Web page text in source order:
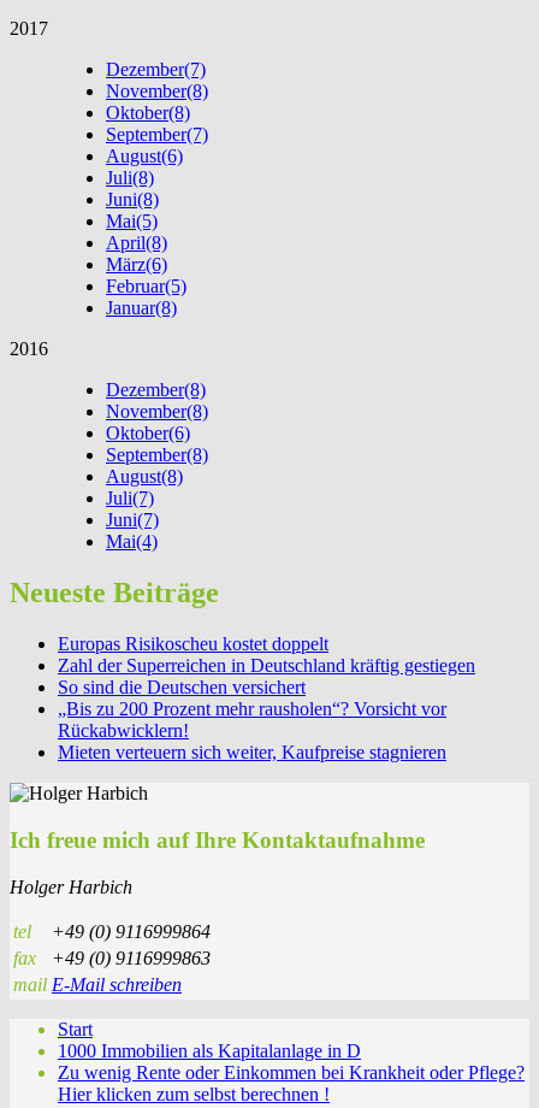
2017
Dezember(7)
November(8)
Oktober(8)
September(7)
August(6)
Juli(8)
Juni(8)
Mai(5)
April(8)
März(6)
Februar(5)
Januar(8)
2016
Dezember(8)
November(8)
Oktober(6)
September(8)
August(8)
Juli(7)
Juni(7)
Mai(4)
Neueste Beiträge
Europas Risikoscheu kostet doppelt
Zahl der Superreichen in Deutschland kräftig gestiegen
So sind die Deutschen versichert
„Bis zu 200 Prozent mehr rausholen“? Vorsicht vor
Rückabwicklern!
Mieten verteuern sich weiter, Kaufpreise stagnieren
Ich freue mich auf Ihre Kontaktaufnahme
Holger Harbich
tel
+49 (0) 9116999864
fax
+49 (0) 9116999863
mail E-Mail schreiben
Start
1000 Immobilien als Kapitalanlage in D
Zu wenig Rente oder Einkommen bei Krankheit oder Pflege?
Hier klicken zum selbst berechnen !